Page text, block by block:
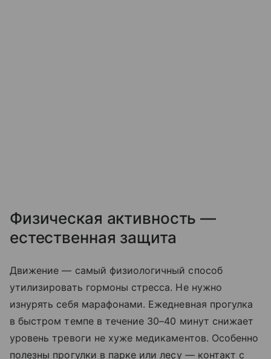
Физическая активность —
естественная защита
Движение — самый физиологичный способ
утилизировать гормоны стресса. Не нужно
изнурять себя марафонами. Ежедневная прогулка
в быстром темпе в течение 30–40 минут снижает
уровень тревоги не хуже медикаментов. Особенно
полезны прогулки в парке или лесу — контакт с